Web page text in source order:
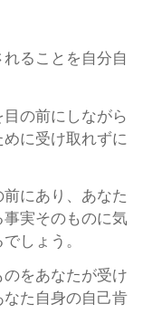
ることを自分自
の前にしながら
に受け取れずに
にあり、あなた
実そのものに気
しょう。
をあなたが受け
た自身の自己肯